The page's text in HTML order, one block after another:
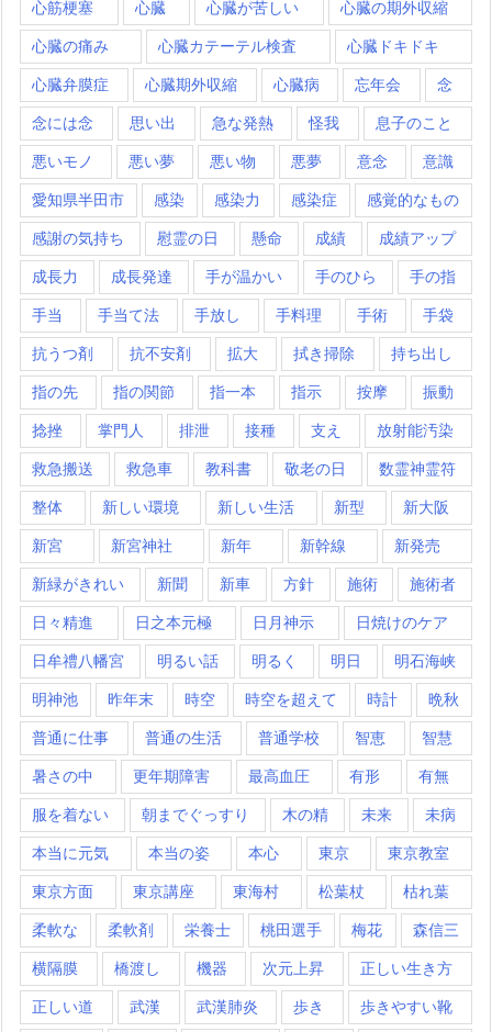
心筋梗塞 心臓 心臓が苦しい 心臓の期外収縮
心臓の痛み 心臓カテーテル検査 心臓ドキドキ
心臓弁膜症 心臓期外収縮 心臓病 忘年会 念
念には念 思い出 急な発熱 怪我 息子のこと
悪いモノ 悪い夢 悪い物 悪夢 意念 意識
愛知県半田市 感染 感染力 感染症 感覚的なもの
感謝の気持ち 慰霊の日 懸命 成績 成績アップ
成長力 成長発達 手が温かい 手のひら 手の指
手当 手当て法 手放し 手料理 手術 手袋
抗うつ剤 抗不安剤 拡大 拭き掃除 持ち出し
指の先 指の関節 指一本 指示 按摩 振動
捻挫 掌門人 排泄 接種 支え 放射能汚染
救急搬送 救急車 教科書 敬老の日 数霊神霊符
整体 新しい環境 新しい生活 新型 新大阪
新宮 新宮神社 新年 新幹線 新発売
新緑がきれい 新聞 新車 方針 施術 施術者
日々精進 日之本元極 日月神示 日焼けのケア
日牟禮八幡宮 明るい話 明るく 明日 明石海峡
明神池 昨年末 時空 時空を超えて 時計 晩秋
普通に仕事 普通の生活 普通学校 智恵 智慧
暑さの中 更年期障害 最高血圧 有形 有無
服を着ない 朝までぐっすり 木の精 未来 未病
本当に元気 本当の姿 本心 東京 東京教室
東京方面 東京講座 東海村 松葉杖 枯れ葉
柔軟な 柔軟剤 栄養士 桃田選手 梅花 森信三
横隔膜 橋渡し 機器 次元上昇 正しい生き方
正しい道 武漢 武漢肺炎 歩き 歩きやすい靴